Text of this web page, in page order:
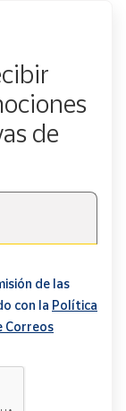
de
de las
con la Política
Correos